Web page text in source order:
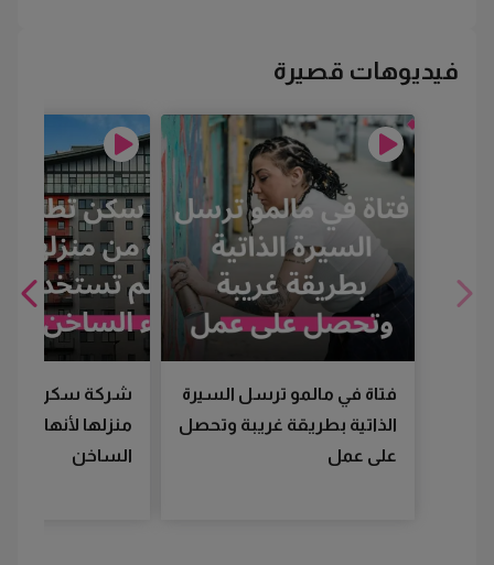
فيديوهات قصيرة
فتاة في مالمو ترسل السيرة
الذاتية بطريقة غريبة وتحصل
على عمل
شركة سكن
منزلها لأنها لم
الساخن